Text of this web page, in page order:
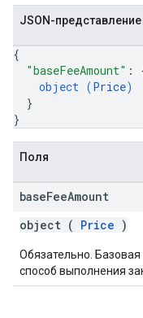
JSON-представление
{
"baseFeeAmount" :
object (Price)
}
}
Поля
baseFeeAmount
object ( Price )
Обязательно.
способ выполнения